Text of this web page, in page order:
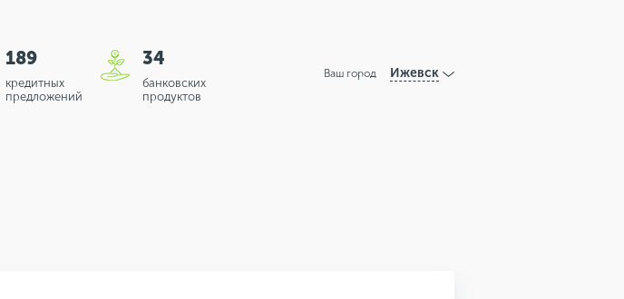
189
кредитных
предложений
34
банковских
продуктов
Ваш город Ижевск